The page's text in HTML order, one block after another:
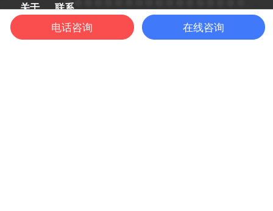
关于
企业简介
联系
电话咨询 在线咨询